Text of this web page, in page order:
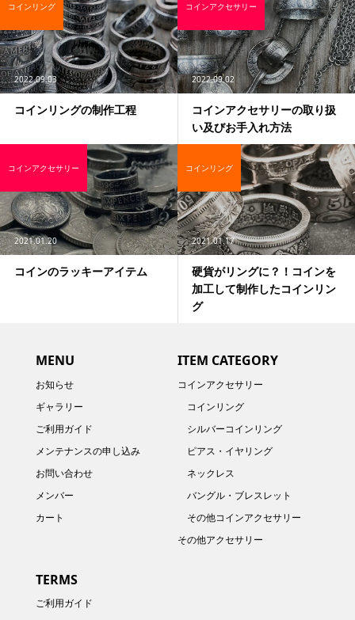
2022.09.03
コインリングの制作工程
コインリング
2022.09.02
コインアクセサリーの取り扱
い及びお手入れ方法
コインアクセサリー
2021.01.20
コインのラッキーアイテム
コインアクセサリー
2021.01.17
硬貨がリングに？！コインを
加工して制作したコインリン
グ
コインリング
MENU
お知らせ
ギャラリー
ご利用ガイド
メンテナンスの申し込み
お問い合わせ
メンバー
カート
ITEM CATEGORY
コインアクセサリー
コインリング
シルバーコインリング
ピアス・イヤリング
ネックレス
バングル・ブレスレット
その他コインアクセサリー
その他アクセサリー
TERMS
ご利用ガイド